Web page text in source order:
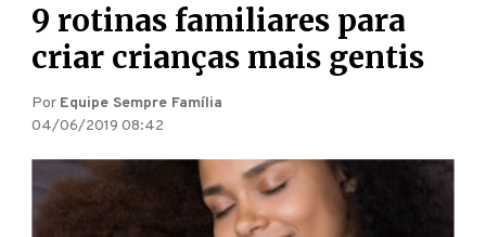
9 rotinas familiares para
criar crianças mais gentis
Por Equipe Sempre Família
04/06/2019 08:42